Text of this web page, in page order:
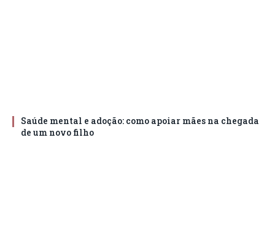
Saúde mental e adoção: como apoiar mães na chegada
de um novo filho